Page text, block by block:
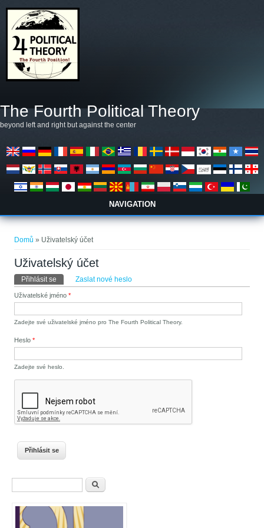
The Fourth Political Theory
beyond left and right but against the center
NAVIGATION
Jste zde
Domů » Uživatelský účet
Uživatelský účet
Hlavní záložky
Přihlásit se (aktivní záložka)
Zaslat nové heslo
Uživatelské jméno*
Zadejte své uživatelské jméno pro The Fourth Political Theory.
Heslo*
Zadejte své heslo.